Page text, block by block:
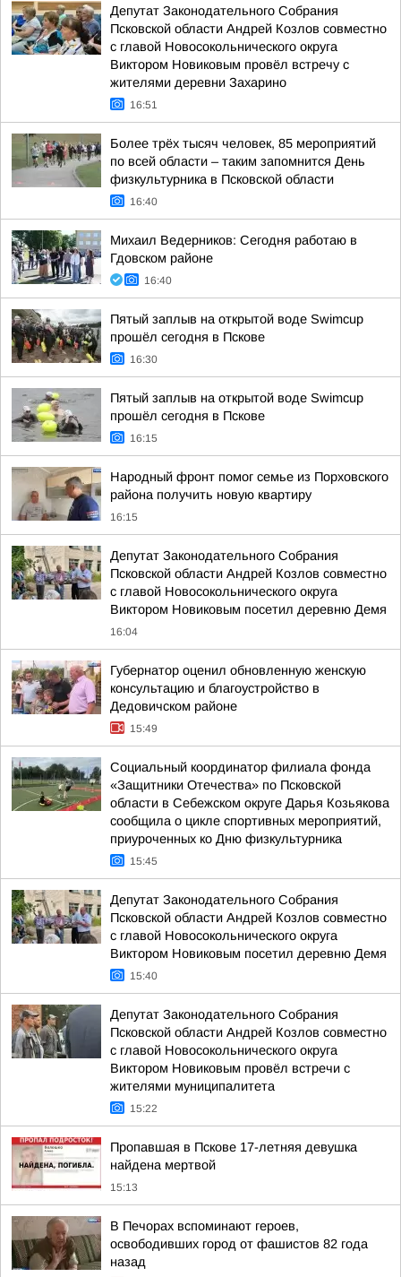
Депутат Законодательного Собрания
Псковской области Андрей Козлов совместно
с главой Новосокольнического округа
Виктором Новиковым провёл встречу с
жителями деревни Захарино
16:51
Более трёх тысяч человек, 85 мероприятий
по всей области – таким запомнится День
физкультурника в Псковской области
16:40
Михаил Ведерников: Сегодня работаю в
Гдовском районе
16:40
Пятый заплыв на открытой воде Swimcup
прошёл сегодня в Пскове
16:30
Пятый заплыв на открытой воде Swimcup
прошёл сегодня в Пскове
16:15
Народный фронт помог семье из Порховского
района получить новую квартиру
16:15
Депутат Законодательного Собрания
Псковской области Андрей Козлов совместно
с главой Новосокольнического округа
Виктором Новиковым посетил деревню Демя
16:04
Губернатор оценил обновленную женскую
консультацию и благоустройство в
Дедовичском районе
15:49
Социальный координатор филиала фонда
«Защитники Отечества» по Псковской
области в Себежском округе Дарья Козьякова
сообщила о цикле спортивных мероприятий,
приуроченных ко Дню физкультурника
15:45
Депутат Законодательного Собрания
Псковской области Андрей Козлов совместно
с главой Новосокольнического округа
Виктором Новиковым посетил деревню Демя
15:40
Депутат Законодательного Собрания
Псковской области Андрей Козлов совместно
с главой Новосокольнического округа
Виктором Новиковым провёл встречи с
жителями муниципалитета
15:22
Пропавшая в Пскове 17-летняя девушка
найдена мертвой
15:13
В Печорах вспоминают героев,
освободивших город от фашистов 82 года
назад